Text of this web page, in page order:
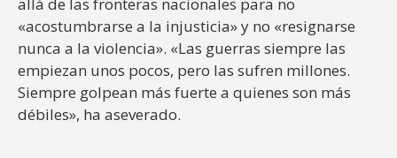
«acostumbrarse a la injusticia» y no «resignarse
nunca a la violencia». «Las guerras siempre las
empiezan unos pocos, pero las sufren millones.
Siempre golpean más fuerte a quienes son más
débiles», ha aseverado.